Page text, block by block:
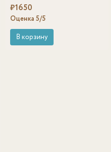
₽1650
Оценка 5/5
В корзину